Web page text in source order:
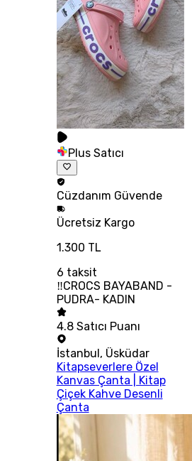
Plus Satıcı
Cüzdanım Güvende
Ücretsiz Kargo
1.300 TL
6 taksit
‼CROCS BAYABAND -
PUDRA- KADIN
4.8 Satıcı Puanı
İstanbul, Üsküdar
Kitapseverlere Özel
Kanvas Çanta | Kitap
Çiçek Kahve Desenli
Çanta